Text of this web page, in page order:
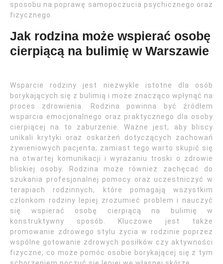
sposobu na poprawę samopoczucia psychicznego oraz
fizycznego.
Jak rodzina może wspierać osobę
cierpiącą na bulimię w Warszawie
Wsparcie rodziny jest niezwykle istotne dla osób
borykających się z bulimią i może znacząco wpłynąć na
proces zdrowienia. Rodzina powinna być źródłem
wsparcia emocjonalnego oraz praktycznego dla osoby
cierpiącej na to zaburzenie. Ważne jest, aby bliscy
unikali krytyki oraz oskarżeń dotyczących zachowań
żywieniowych pacjenta; zamiast tego warto skupić się
na otwartej komunikacji i wyrażaniu troski o zdrowie
bliskiej osoby. Rodzina może również zachęcać do
szukania profesjonalnej pomocy oraz uczestniczyć w
terapiach rodzinnych, które pomagają wszystkim
członkom rodziny lepiej zrozumieć problem i nauczyć
się wspierać osobę cierpiącą na bulimię w
konstruktywny sposób. Kluczowe jest także
promowanie zdrowego stylu życia w rodzinie poprzez
wspólne gotowanie zdrowych posiłków czy aktywności
fizyczne, co może pomóc osobie borykającej się z tym